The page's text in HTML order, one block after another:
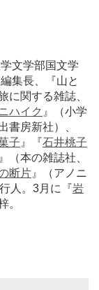
文学部国文学
集長、『山と
に関する雑誌、
ハイク 』（小学
書房新社）、
子 』『石井桃子
』（本の雑誌社、
断片 』（アノニ
人。3月に『岩
。